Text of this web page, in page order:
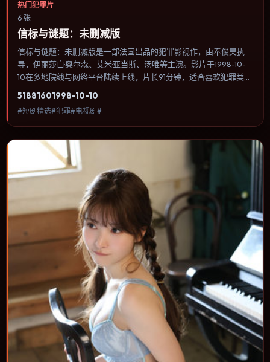
热门犯罪片
6 张
信标与谜题：未删减版
信标与谜题：未删减版是一部法国出品的犯罪影视作，由奉俊昊执
导，伊丽莎白·奥尔森、艾米·亚当斯、汤唯等主演。影片于1998-10-
10在多地院线与网络平台陆续上线，片长91分钟，适合喜欢犯罪类
推进，节奏与视听语言统一，可作为休闲观影或类型片补片的选择。
51881601998-10-10
#短剧精选#犯罪#电视剧#